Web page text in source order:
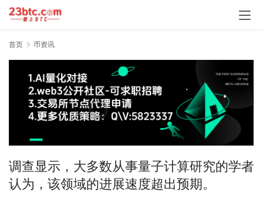
首页 币资讯
调查显示，大多数从事量子计算研究的学者
认为，该领域的进展速度超出预期。